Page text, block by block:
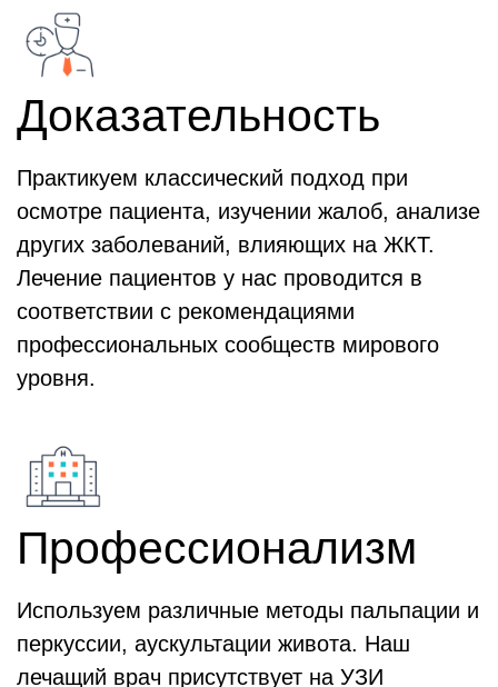
Доказательность
Практикуем классический подход при
осмотре пациента, изучении жалоб, анализе
других заболеваний, влияющих на ЖКТ.
Лечение пациентов у нас проводится в
соответствии с рекомендациями
профессиональных сообществ мирового
уровня.
Профессионализм
Используем различные методы пальпации и
перкуссии, аускультации живота. Наш
лечащий врач присутствует на УЗИ